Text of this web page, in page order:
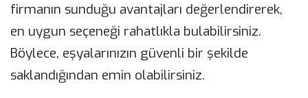
firmanın sunduğu avantajları değerlendirerek,
en uygun seçeneği rahatlıkla bulabilirsiniz.
Böylece, eşyalarınızın güvenli bir şekilde
saklandığından emin olabilirsiniz.